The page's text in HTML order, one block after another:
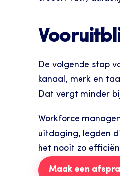
De volgende stap
kanaal, merk en
Dat vergt minder
Workforce
uitdaging, legden
het nooit zo
Maak een